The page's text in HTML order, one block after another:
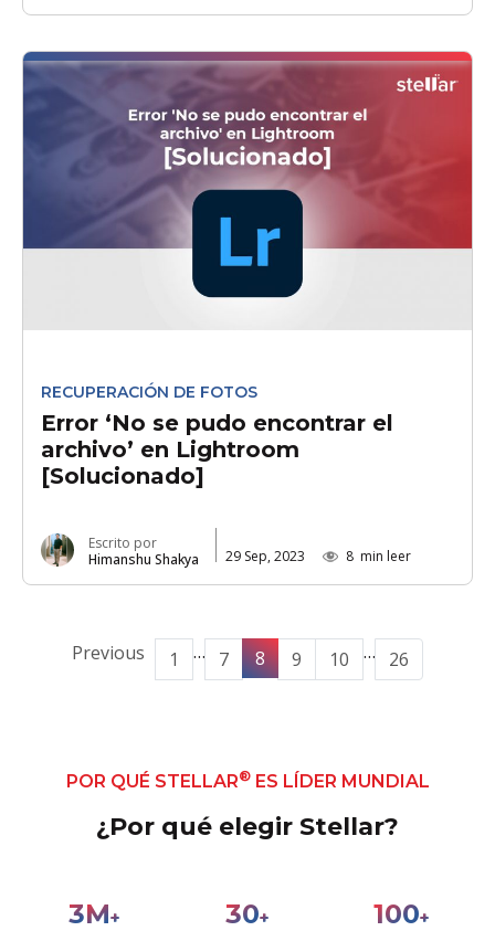
RECUPERACIÓN DE FOTOS
Error ‘No se pudo encontrar el
archivo’ en Lightroom
[Solucionado]
Escrito por
Himanshu Shakya
29 Sep, 2023 8 min leer
Previous 1 … 7 8 9 10 … 26
POR QUÉ STELLAR®ES LÍDER MUNDIAL
¿Por qué elegir Stellar?
3M+ 30+ 100+